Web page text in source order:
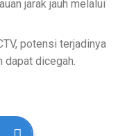
jarak jauh melalui
potensi terjadinya
dapat dicegah.